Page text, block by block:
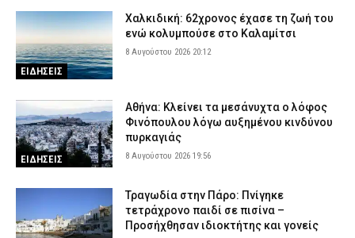
ΕΙΔΗΣΕΙΣ
Χαλκιδική: 62χρονος έχασε τη ζωή του
ενώ κολυμπούσε στο Καλαμίτσι
8 Αυγούστου 2026 20:12
ΕΙΔΗΣΕΙΣ
Αθήνα: Κλείνει τα μεσάνυχτα ο λόφος
Φινόπουλου λόγω αυξημένου κινδύνου
πυρκαγιάς
8 Αυγούστου 2026 19:56
Τραγωδία στην Πάρο: Πνίγηκε
τετράχρονο παιδί σε πισίνα –
Προσήχθησαν ιδιοκτήτης και γονείς